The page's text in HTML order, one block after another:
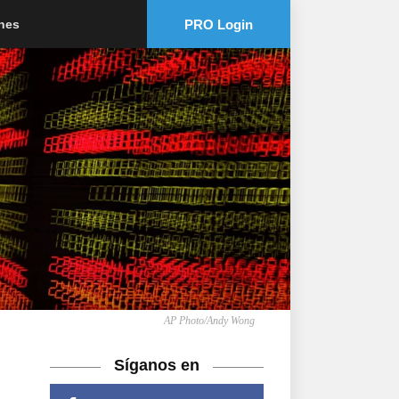
PRO Login
AP Photo/Andy Wong
Síganos en